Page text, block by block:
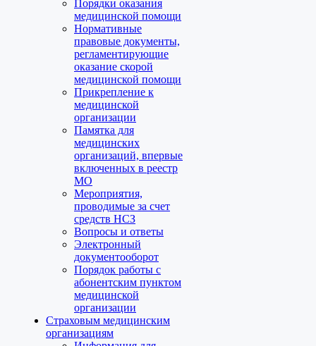
Порядки оказания
медицинской помощи
Нормативные
правовые документы,
регламентирующие
оказание скорой
медицинской помощи
Прикрепление к
медицинской
организации
Памятка для
медицинских
организаций, впервые
включенных в реестр
МО
Мероприятия,
проводимые за счет
средств НСЗ
Вопросы и ответы
Электронный
документооборот
Порядок работы с
абонентским пунктом
медицинской
организации
Страховым медицинским
организациям